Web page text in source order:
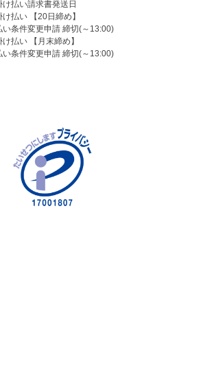
け払い請求書発送日
け払い 【20日締め】
条件変更申請 締切(～13:00)
け払い 【月末締め】
条件変更申請 締切(～13:00)